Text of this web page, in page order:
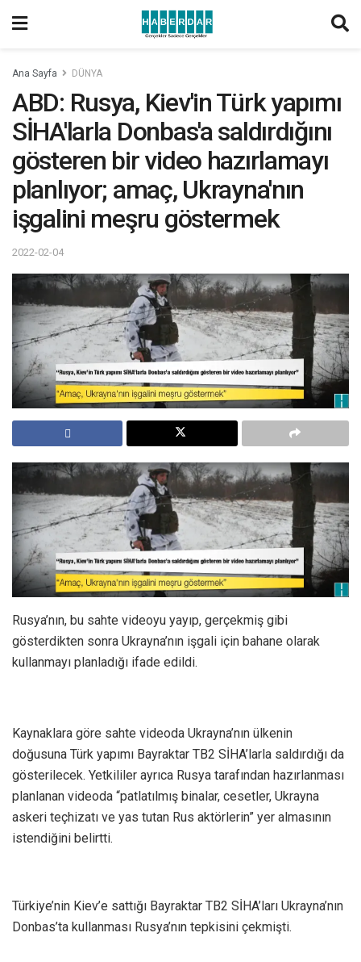
Ana Sayfa DÜNYA
ABD: Rusya, Kiev'in Türk yapımı
SİHA'larla Donbas'a saldırdığını
gösteren bir video hazırlamayı
planlıyor; amaç, Ukrayna'nın
işgalini meşru göstermek
2022-02-04
Rusya’nın, bu sahte videoyu yayıp, gerçekmiş gibi
gösterdikten sonra Ukrayna’nın işgali için bahane olarak
kullanmayı planladığı ifade edildi.
Kaynaklara göre sahte videoda Ukrayna’nın ülkenin
doğusuna Türk yapımı Bayraktar TB2 SİHA’larla saldırdığı da
gösterilecek. Yetkililer ayrıca Rusya tarafından hazırlanması
planlanan videoda “patlatılmış binalar, cesetler, Ukrayna
askeri teçhizatı ve yas tutan Rus aktörlerin” yer almasının
istendiğini belirtti.
Türkiye’nin Kiev’e sattığı Bayraktar TB2 SİHA’ları Ukrayna’nın
Donbas’ta kullanması Rusya’nın tepkisini çekmişti.